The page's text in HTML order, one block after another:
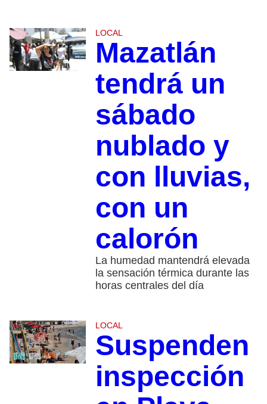
LOCAL
Mazatlán
tendrá un
sábado
nublado y
con lluvias,
con un
calorón
La humedad mantendrá elevada
la sensación térmica durante las
horas centrales del día
LOCAL
Suspenden
inspección